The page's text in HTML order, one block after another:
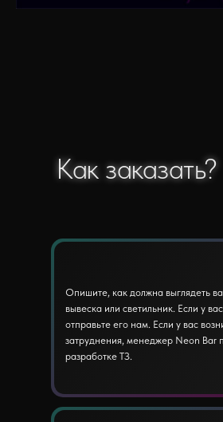
Как заказать?
Опишите, как должна выглядеть
вывеска или светильник. Если у
отправьте его нам. Если у вас
затруднения, менеджер Neon Bar
разработке ТЗ.
Как заказать?